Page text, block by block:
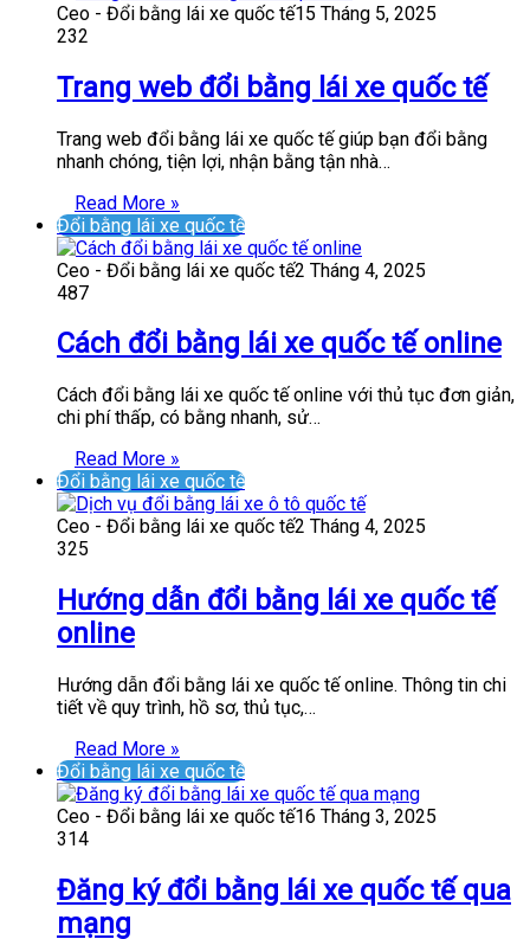
Ceo - Đổi bằng lái xe quốc tế15 Tháng 5, 2025
232
Trang web đổi bằng lái xe quốc tế
Trang web đổi bằng lái xe quốc tế giúp bạn đổi bằng
nhanh chóng, tiện lợi, nhận bằng tận nhà…
Read More »
Đổi bằng lái xe quốc tế
Ceo - Đổi bằng lái xe quốc tế2 Tháng 4, 2025
487
Cách đổi bằng lái xe quốc tế online
Cách đổi bằng lái xe quốc tế online với thủ tục đơn giản,
chi phí thấp, có bằng nhanh, sử…
Read More »
Đổi bằng lái xe quốc tế
Ceo - Đổi bằng lái xe quốc tế2 Tháng 4, 2025
325
Hướng dẫn đổi bằng lái xe quốc tế
online
Hướng dẫn đổi bằng lái xe quốc tế online. Thông tin chi
tiết về quy trình, hồ sơ, thủ tục,…
Read More »
Đổi bằng lái xe quốc tế
Ceo - Đổi bằng lái xe quốc tế16 Tháng 3, 2025
314
Đăng ký đổi bằng lái xe quốc tế qua
mạng